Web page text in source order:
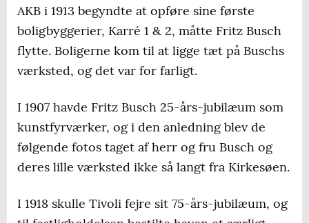
AKB i 1913 begyndte at opføre sine første
boligbyggerier, Karré 1 & 2, måtte Fritz Busch
flytte. Boligerne kom til at ligge tæt på Buschs
værksted, og det var for farligt.
I 1907 havde Fritz Busch 25-års-jubilæum som
kunstfyrværker, og i den anledning blev de
følgende fotos taget af herr og fru Busch og
deres lille værksted ikke så langt fra Kirkesøen.
I 1918 skulle Tivoli fejre sit 75-års-jubilæum, og